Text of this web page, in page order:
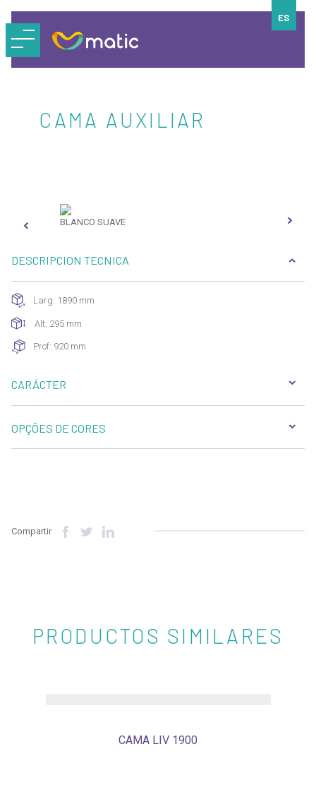
ES
CAMA AUXILIAR
BLANCO SUAVE
DESCRIPCION TECNICA
Larg: 1890 mm
Alt: 295 mm
Prof: 920 mm
CARÁCTER
OPÇÕES DE CORES
Compartir
PRODUCTOS SIMILARES
CAMA LIV 1900